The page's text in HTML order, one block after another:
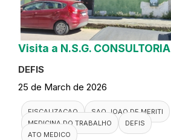
Visita a N.S.G. CONSULTORIA
DEFIS
25 de March de 2026
FISCALIZACAO
SAO JOAO DE MERITI
MEDICINA DO TRABALHO
DEFIS
ATO MEDICO